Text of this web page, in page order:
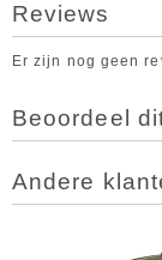
Reviews
Er zijn nog geen
Beoordeel
Andere